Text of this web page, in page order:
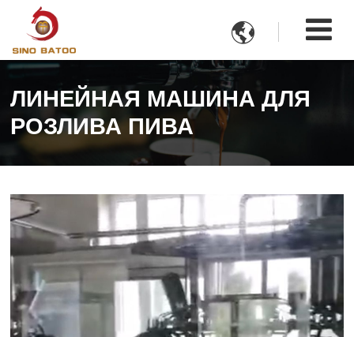

ЛИНЕЙНАЯ МАШИНА ДЛЯ
РОЗЛИВА ПИВА